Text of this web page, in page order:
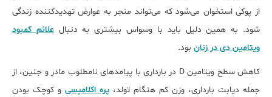
از پوکی استخوان می‌شود که می‌تواند منجر به عوارض تهدیدکننده زندگی
شود. به همین دلیل باید با وسواس بیش‏تری به دنبالعلائم کمبود
ویتامین دی در زنان بود.
کاهش سطح ویتامین D در بارداری با پیامدهای نامطلوب مادر و جنین، از
جمله دیابت بارداری، وزن کم هنگام تولد، پره اکلامپسی و کوچک بودن